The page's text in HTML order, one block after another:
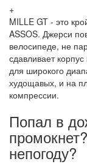
+
MILLE GT - это
ASSOS. Джерси
велосипеде, не
сдавливает
для широкого
худощавых, и на
компрессии.
Попал в
непогоду?